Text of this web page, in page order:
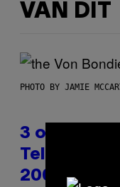
VAN DIT
PHOTO BY JAMIE
3 of the
Television
2000s